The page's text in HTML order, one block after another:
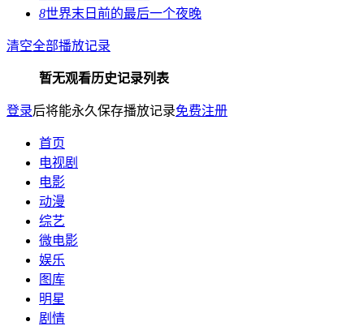
8世界末日前的最后一个夜晚
清空全部播放记录
暂无观看历史记录列表
登录后将能永久保存播放记录免费注册
首页
电视剧
电影
动漫
综艺
微电影
娱乐
图库
明星
剧情